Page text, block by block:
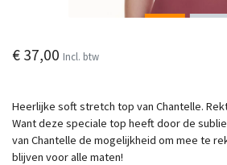
€ 37,00 Incl. btw
Heerlijke soft stretch top van Chantelle.
Want deze speciale top heeft door de
van Chantelle de mogelijkheid om mee te
blijven voor alle maten!